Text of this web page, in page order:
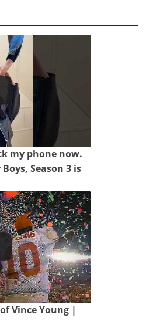
my phone now.
Season 3 is
Vince Young |